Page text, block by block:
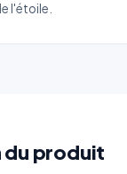
l'étoile.
produit